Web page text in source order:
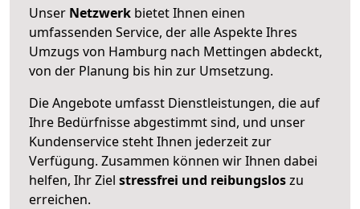
Unser Netzwerk bietet Ihnen einen
umfassenden Service, der alle Aspekte Ihres
Umzugs von Hamburg nach Mettingen abdeckt,
von der Planung bis hin zur Umsetzung.
Die Angebote umfasst Dienstleistungen, die auf
Ihre Bedürfnisse abgestimmt sind, und unser
Kundenservice steht Ihnen jederzeit zur
Verfügung. Zusammen können wir Ihnen dabei
helfen, Ihr Ziel stressfrei und reibungsloszu
erreichen.